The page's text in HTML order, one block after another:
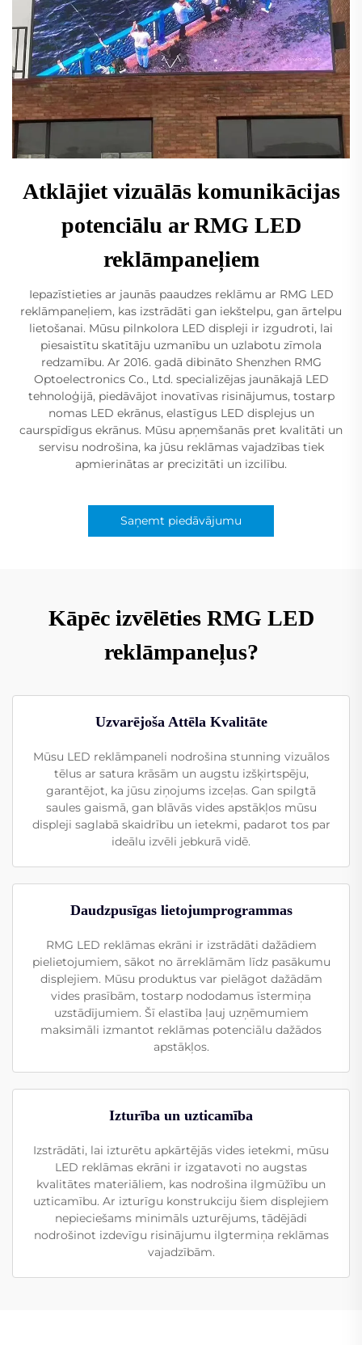
Atklājiet vizuālās komunikācijas
potenciālu ar RMG LED
reklāmpaneļiem
Iepazīstieties ar jaunās paaudzes reklāmu ar RMG LED
reklāmpaneļiem, kas izstrādāti gan iekštelpu, gan ārtelpu
lietošanai. Mūsu pilnkolora LED displeji ir izgudroti, lai
piesaistītu skatītāju uzmanību un uzlabotu zīmola
redzamību. Ar 2016. gadā dibināto Shenzhen RMG
Optoelectronics Co., Ltd. specializējas jaunākajā LED
tehnoloģijā, piedāvājot inovatīvas risinājumus, tostarp
nomas LED ekrānus, elastīgus LED displejus un
caurspīdīgus ekrānus. Mūsu apņemšanās pret kvalitāti un
servisu nodrošina, ka jūsu reklāmas vajadzības tiek
apmierinātas ar precizitāti un izcilību.
Saņemt piedāvājumu
Kāpēc izvēlēties RMG LED
reklāmpaneļus?
Uzvarējoša Attēla Kvalitāte
Mūsu LED reklāmpaneli nodrošina stunning vizuālos
tēlus ar satura krāsām un augstu izšķirtspēju,
garantējot, ka jūsu ziņojums izceļas. Gan spilgtā
saules gaismā, gan blāvās vides apstākļos mūsu
displeji saglabā skaidrību un ietekmi, padarot tos par
ideālu izvēli jebkurā vidē.
Daudzpusīgas lietojumprogrammas
RMG LED reklāmas ekrāni ir izstrādāti dažādiem
pielietojumiem, sākot no ārreklāmām līdz pasākumu
displejiem. Mūsu produktus var pielāgot dažādām
vides prasībām, tostarp nododamus īstermiņa
uzstādījumiem. Šī elastība ļauj uzņēmumiem
maksimāli izmantot reklāmas potenciālu dažādos
apstākļos.
Izturība un uzticamība
Izstrādāti, lai izturētu apkārtējās vides ietekmi, mūsu
LED reklāmas ekrāni ir izgatavoti no augstas
kvalitātes materiāliem, kas nodrošina ilgmūžību un
uzticamību. Ar izturīgu konstrukciju šiem displejiem
nepieciešams minimāls uzturējums, tādējādi
nodrošinot izdevīgu risinājumu ilgtermiņa reklāmas
vajadzībām.